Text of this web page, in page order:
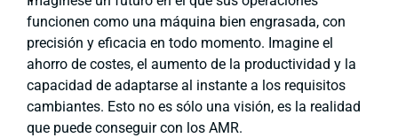
funcionen como una máquina bien engrasada, con
precisión y eficacia en todo momento. Imagine el
ahorro de costes, el aumento de la productividad y la
capacidad de adaptarse al instante a los requisitos
cambiantes. Esto no es sólo una visión, es la realidad
que puede conseguir con los AMR.